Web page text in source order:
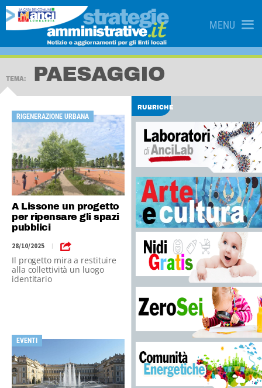
MENU
TEMA: PAESAGGIO
RIGENERAZIONE URBANA
A Lissone un progetto
per ripensare gli spazi
pubblici
28/10/2025 |
Il progetto mira a restituire
alla collettività un luogo
identitario
EVENTI
RUBRICHE